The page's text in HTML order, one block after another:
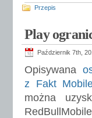
Przepis
Play
Październik 7th,
Opisywana
z Fakt
można